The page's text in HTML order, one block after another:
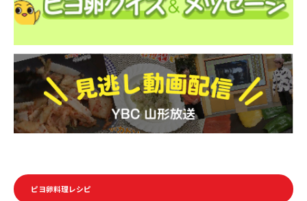
ピヨ卵料理レシピ